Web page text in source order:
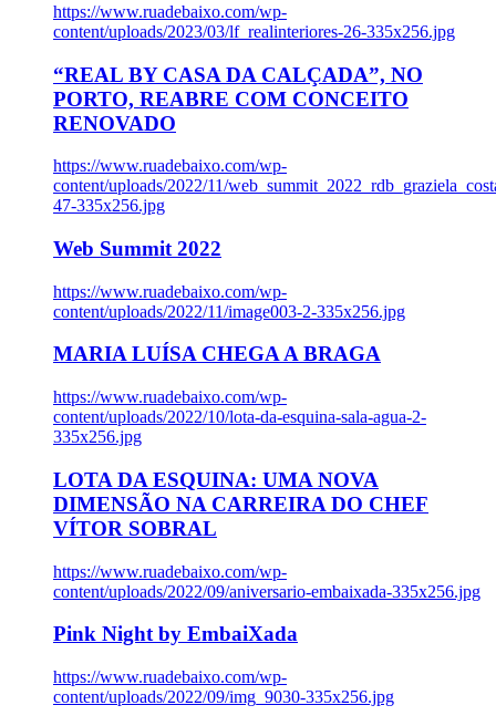
https://www.ruadebaixo.com/wp-
content/uploads/2023/03/lf_realinteriores-26-335x256.jpg
“REAL BY CASA DA CALÇADA”, NO
PORTO, REABRE COM CONCEITO
RENOVADO
https://www.ruadebaixo.com/wp-
content/uploads/2022/11/
47-335x256.jpg
Web Summit 2022
https://www.ruadebaixo.com/wp-
content/uploads/2022/11/image003-2-335x256.jpg
MARIA LUÍSA CHEGA A BRAGA
https://www.ruadebaixo.com/wp-
content/uploads/2022/10/lota-da-esquina-sala-agua-2-
335x256.jpg
LOTA DA ESQUINA: UMA NOVA
DIMENSÃO NA CARREIRA DO CHEF
VÍTOR SOBRAL
https://www.ruadebaixo.com/wp-
content/uploads/2022/09/aniversario-embaixada-335x256.jpg
Pink Night by EmbaiXada
https://www.ruadebaixo.com/wp-
content/uploads/2022/09/img_9030-335x256.jpg